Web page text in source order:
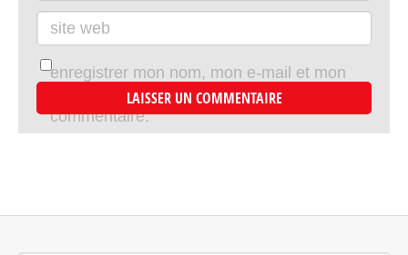
site web
enregistrer mon nom, mon e-mail et mon
site dans le navigateur pour mon prochain
commentaire.